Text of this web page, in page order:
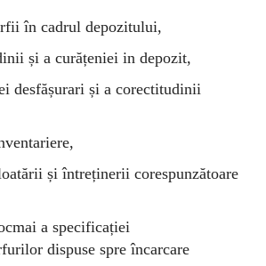
în cadrul depozitului,
și a curățeniei in depozit,
desfășurari și a corectitudinii
și întreținerii corespunzătoare
a specificației
dispuse spre încarcare